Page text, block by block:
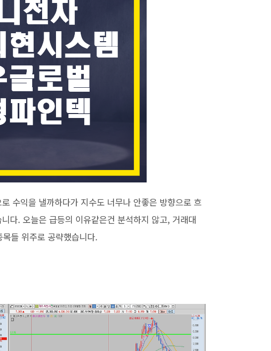
수익을 낼까하다가 지수도 너무나 안좋은 방향으로 흐
다. 오늘은 급등의 이유같은건 분석하지 않고, 거래대
들 위주로 공략했습니다.